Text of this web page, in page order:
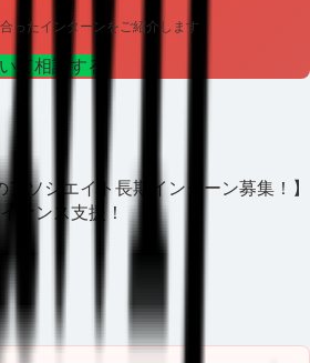
ったインターンをご紹介します
て相談する
アソシエイト長期インターン募集！】
ナンス支援！